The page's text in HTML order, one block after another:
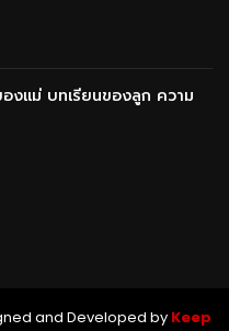
แม่ บทเรียนของลูก ความ
and Developed by Keep